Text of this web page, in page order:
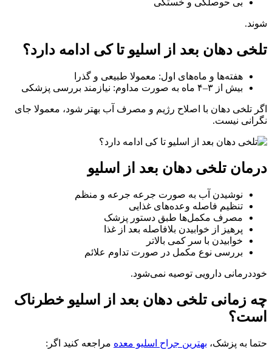
بی‌ حوصلگی و خستگی
شوند.
تلخی دهان بعد از اسلیو تا کی ادامه دارد؟
هفته‌ها و ماه‌های اول: معمولا طبیعی و گذرا
بیش از ۳–۴ ماه به‌ صورت مداوم: نیازمند بررسی پزشکی
اگر تلخی دهان با اصلاح رژیم و مصرف آب بهتر شود، معمولا جای
نگرانی نیست.
درمان تلخی دهان بعد از اسلیو
نوشیدن آب به‌ صورت جرعه‌ جرعه و منظم
تنظیم فاصله وعده‌های غذایی
مصرف مکمل‌ها طبق دستور پزشک
پرهیز از خوابیدن بلافاصله بعد از غذا
خوابیدن با سر کمی بالاتر
بررسی نوع مکمل در صورت تداوم علائم
خوددرمانی دارویی توصیه نمی‌شود.
چه زمانی تلخی دهان بعد از اسلیو خطرناک
است؟
حتما به پزشک، بهترین جراح اسلیو معده مراجعه کنید اگر: